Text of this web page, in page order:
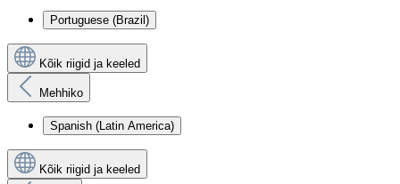
Portuguese (Brazil)
Kõik riigid ja keeled
Mehhiko
Spanish (Latin America)
Kõik riigid ja keeled